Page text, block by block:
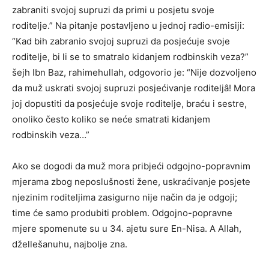
zabraniti svojoj supruzi da primi u posjetu svoje
roditelje.” Na pitanje postavljeno u jednoj radio-emisiji:
“Kad bih zabranio svojoj supruzi da posjećuje svoje
roditelje, bi li se to smatralo kidanjem rodbinskih veza?”
šejh Ibn Baz, rahimehullah, odgovorio je: “Nije dozvoljeno
da muž uskrati svojoj supruzi posjećivanje roditeljâ! Mora
joj dopustiti da posjećuje svoje roditelje, braću i sestre,
onoliko često koliko se neće smatrati kidanjem
rodbinskih veza…”
Ako se dogodi da muž mora pribjeći odgojno-popravnim
mjerama zbog neposlušnosti žene, uskraćivanje posjete
njezinim roditeljima zasigurno nije način da je odgoji;
time će samo produbiti problem. Odgojno-popravne
mjere spomenute su u 34. ajetu sure En-Nisa. A Allah,
džellešanuhu, najbolje zna.